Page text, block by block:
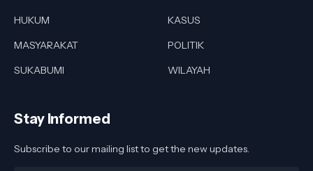
HUKUM
KASUS
MASYARAKAT
POLITIK
SUKABUMI
WILAYAH
Stay Informed
Subscribe to our mailing list to get the new updates.